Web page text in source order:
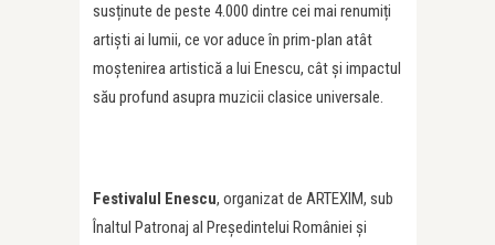
susținute de peste 4.000 dintre cei mai renumiți
artiști ai lumii, ce vor aduce în prim-plan atât
moștenirea artistică a lui Enescu, cât și impactul
său profund asupra muzicii clasice universale.
Festivalul Enescu, organizat de ARTEXIM, sub
Înaltul Patronaj al Președintelui României și